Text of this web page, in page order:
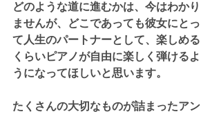
どのような道に進むかは、今はわかり
ませんが、どこであっても彼女にとっ
て人生のパートナーとして、楽しめる
くらいピアノが自由に楽しく弾けるよ
うになってほしいと思います。
たくさんの大切なものが詰まったアン